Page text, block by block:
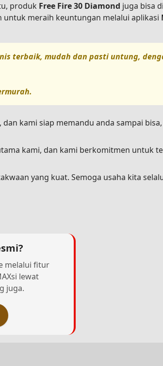
produk Free Fire 30 Diamond juga bisa
meraih keuntungan melalui aplikasi
terbaik, mudah dan pasti untung,
kami siap memandu anda sampai
kami, dan kami berkomitmen untuk
yang kuat. Semoga usaha kita
melalui fitur
lewat
juga.